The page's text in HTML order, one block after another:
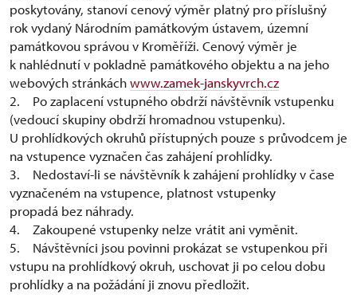
poskytovány, stanoví cenový výměr platný pro příslušný
rok vydaný Národním památkovým ústavem, územní
památkovou správou v Kroměříži. Cenový výměr je
k nahlédnutí v pokladně památkového objektu a na jeho
webových stránkáchwww.zamek-janskyvrch.cz
2. Po zaplacení vstupného obdrží návštěvník vstupenku
(vedoucí skupiny obdrží hromadnou vstupenku).
U prohlídkových okruhů přístupných pouze s průvodcem je
na vstupence vyznačen čas zahájení prohlídky.
3. Nedostaví-li se návštěvník k zahájení prohlídky v čase
vyznačeném na vstupence, platnost vstupenky
propadá bez náhrady.
4. Zakoupené vstupenky nelze vrátit ani vyměnit.
5. Návštěvníci jsou povinni prokázat se vstupenkou při
vstupu na prohlídkový okruh, uschovat ji po celou dobu
prohlídky a na požádání ji znovu předložit.